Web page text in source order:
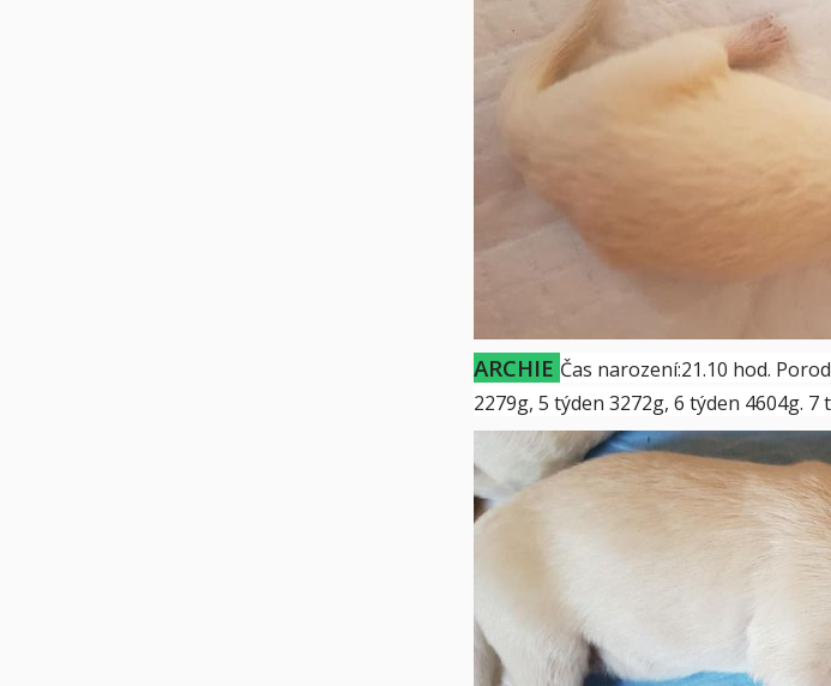
ARCHIE Čas narození:21.10 hod.
2279g, 5 týden 3272g, 6 týden 4604g.